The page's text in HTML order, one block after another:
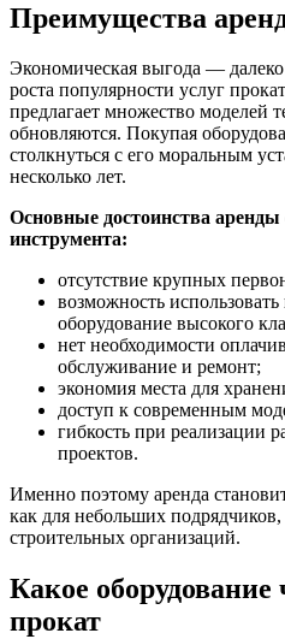
Преимущества
Экономическая выгода —
роста популярности услуг
предлагает множество моделей
обновляются. Покупая
столкнуться с его моральным
несколько лет.
Основные достоинства аренды
инструмента:
отсутствие крупных
возможность
оборудование высокого
нет необходимости
обслуживание и ремонт;
экономия места для
доступ к современным
гибкость при реализации
проектов.
Именно поэтому аренда
как для небольших
строительных организаций.
Какое оборудование
прокат